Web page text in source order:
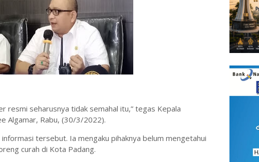
resmi seharusnya tidak semahal itu,” tegas Kepala
Algamar, Rabu, (30/3/2022).
tersebut. Ia mengaku pihaknya belum mengetahui
curah di Kota Padang.